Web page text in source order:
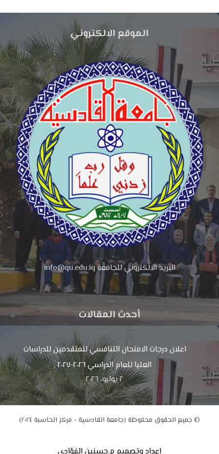
الموقع الالكتروني
البريد الالكتروني للجامعة info@qu.edu.iq
أحدث المقالات
اعلان درجات الامتحان التنافسي للمتقدمين للدراسات
العليا للعام الدراسي ٢٠٢٦-٢٠٢٧
٢ يوليو، ٢٠٢٦
© جميع الحقوق محفوظة (جامعة القادسية - مركز الحاسبة ٢٠٢٤)